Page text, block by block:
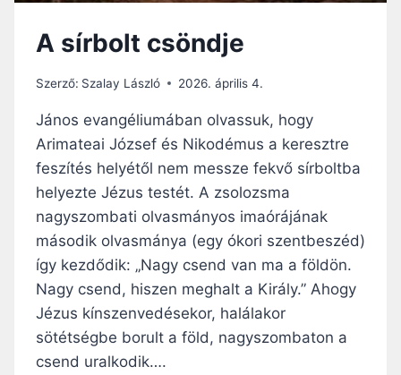
A sírbolt csöndje
Szerző: Szalay László 2026. április 4.
János evangéliumában olvassuk, hogy
Arimateai József és Nikodémus a keresztre
feszítés helyétől nem messze fekvő sírboltba
helyezte Jézus testét. A zsolozsma
nagyszombati olvasmányos imaórájának
második olvasmánya (egy ókori szentbeszéd)
így kezdődik: „Nagy csend van ma a földön.
Nagy csend, hiszen meghalt a Király.” Ahogy
Jézus kínszenvedésekor, halálakor
sötétségbe borult a föld, nagyszombaton a
csend uralkodik….